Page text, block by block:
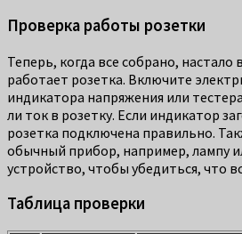
Проверка работы розетки
Теперь, когда все собрано, настало
работает розетка. Включите
индикатора напряжения или
ли ток в розетку. Если индикатор
розетка подключена правильно.
обычный прибор, например, лампу
устройство, чтобы убедиться, что
Таблица проверки